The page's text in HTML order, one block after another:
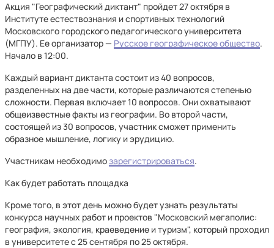
Акция "Географический диктант" пройдет 27 октября в
Институте естествознания и спортивных технологий
Московского городского педагогического университета
(МГПУ). Ее организатор — Русское географическое общество.
Начало в 12:00.
Каждый вариант диктанта состоит из 40 вопросов,
разделенных на две части, которые различаются степенью
сложности. Первая включает 10 вопросов. Они охватывают
общеизвестные факты из географии. Во второй части,
состоящей из 30 вопросов, участник сможет применить
образное мышление, логику и эрудицию.
Участникам необходимозарегистрироваться.
Как будет работать площадка
Кроме того, в этот день можно будет узнать результаты
конкурса научных работ и проектов "Московский мегаполис:
география, экология, краеведение и туризм", который проходил
в университете с 25 сентября по 25 октября.